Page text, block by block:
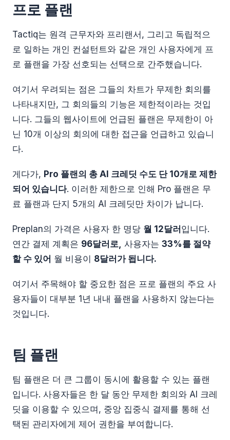
프로 플랜
Tactiq는 원격 근무자와 프리랜서, 그리고 독립적으
로 일하는 개인 컨설턴트와 같은 개인 사용자에게 프
로 플랜을 가장 선호되는 선택으로 간주했습니다.
여기서 우려되는 점은 그들의 차트가 무제한 회의를
나타내지만, 그 회의들의 기능은 제한적이라는 것입
니다. 그들의 웹사이트에 언급된 플랜은 무제한이 아
닌 10개 이상의 회의에 대한 접근을 언급하고 있습니
다.
게다가, Pro 플랜의 총 AI 크레딧 수도 단 10개로 제한
되어 있습니다. 이러한 제한으로 인해 Pro 플랜은 무
료 플랜과 단지 5개의 AI 크레딧만 차이가 납니다.
Preplan의 가격은 사용자 한 명당 월 12달러입니다.
연간 결제 계획은 96달러로, 사용자는 33%를 절약
할 수 있어 월 비용이 8달러가 됩니다.
여기서 주목해야 할 중요한 점은 프로 플랜의 주요 사
용자들이 대부분 1년 내내 플랜을 사용하지 않는다는
것입니다.
팀 플랜
팀 플랜은 더 큰 그룹이 동시에 활용할 수 있는 플랜
입니다. 사용자들은 한 달 동안 무제한 회의와 AI 크레
딧을 이용할 수 있으며, 중앙 집중식 결제를 통해 선
택된 관리자에게 제어 권한을 부여합니다.